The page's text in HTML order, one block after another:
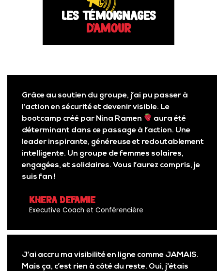
Les témoignages
d'amour
Grâce au soutien du groupe, j’ai pu passer à
l’action en sécurité et devenir visible. Le
bootcamp créé par Nina Ramen
aura été
déterminant dans ce passage à l’action. Une
leader inspirante, généreuse et redoutablement
intelligente. Un groupe de femmes solaires,
engagées, et solidaires. Vous l’aurez compris, je
suis fan !
Khera Defamie
Executive Coach et Conférencière
J’ai accru ma visibilité en ligne comme JAMAIS.
Mais ça, c’est rien à côté du reste. Oui, j'étais